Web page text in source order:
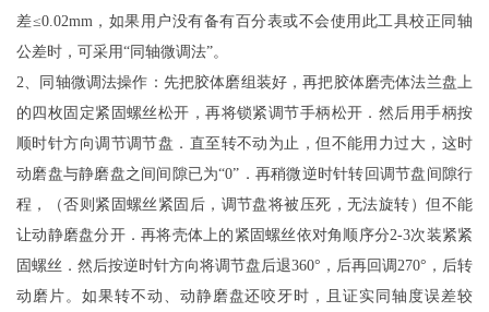
差≤0.02mm，如果用户没有备有百分表或不会使用此工具校正同轴
公差时，可采用“同轴微调法”。
2、同轴微调法操作：先把胶体磨组装好，再把胶体磨壳体法兰盘上
的四枚固定紧固螺丝松开，再将锁紧调节手柄松开．然后用手柄按
顺时针方向调节调节盘．直至转不动为止，但不能用力过大，这时
动磨盘与静磨盘之间间隙已为“0”．再稍微逆时针转回调节盘间隙行
程，（否则紧固螺丝紧固后，调节盘将被压死，无法旋转）但不能
让动静磨盘分开．再将壳体上的紧固螺丝依对角顺序分2-3次装紧紧
固螺丝．然后按逆时针方向将调节盘后退360°，后再回调270°，后转
动磨片。如果转不动、动静磨盘还咬牙时，且证实同轴度误差较